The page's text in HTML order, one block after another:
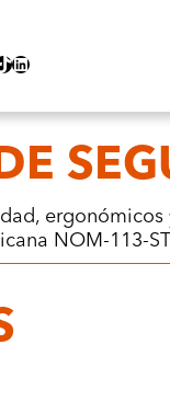
LinkedIn
ergonómicos
NOM-113-